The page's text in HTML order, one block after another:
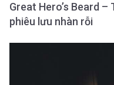
Great Hero’s Beard
phiêu lưu nhàn rỗi